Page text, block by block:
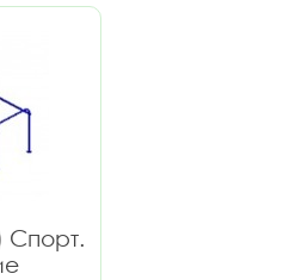
Спорт.